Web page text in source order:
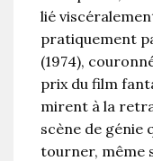
lié
pratiquement
(1974),
prix du film
mirent à la
scène de génie
tourner, même